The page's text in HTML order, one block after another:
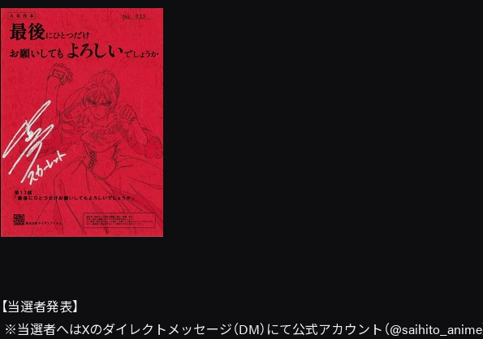
【当選者発表】
※当選者へはXのダイレクトメッセージ（DM）にて公式アカウント（